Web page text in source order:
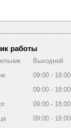
работы
Выходной
09:00
18:00
09:00
18:00
09:00
18:00
09:00 18:00